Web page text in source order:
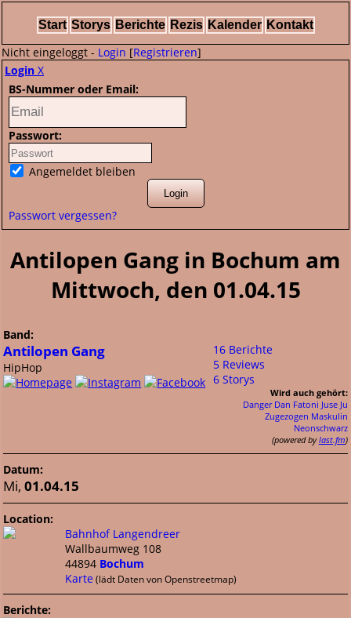
Start Storys Berichte Rezis Kalender Kontakt
Nicht eingeloggt - Login [Registrieren]
Login X
BS-Nummer oder Email:
Passwort:
Angemeldet bleiben
Passwort vergessen?
Antilopen Gang in Bochum am
Mittwoch, den 01.04.15
Band:
Antilopen Gang
HipHop
16 Berichte
5 Reviews
6 Storys
Wird auch gehört:
Danger Dan Fatoni Juse Ju
Zugezogen Maskulin
Neonschwarz
(powered bylast.fm)
Datum:
Mi,01.04.15
Location:
Bahnhof Langendreer
Wallbaumweg 108
44894 Bochum
Karte (lädt Daten von Openstreetmap)
Berichte: